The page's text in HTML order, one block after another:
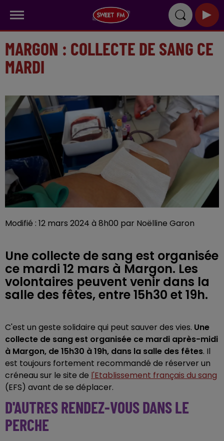
MARGON : COLLECTE DE SANG CE
MARDI
Modifié : 12 mars 2024 à 8h00 par Noëlline Garon
Une collecte de sang est organisée
ce mardi 12 mars à Margon. Les
volontaires peuvent venir dans la
salle des fêtes, entre 15h30 et 19h.
C'est un geste solidaire qui peut sauver des vies. Une
collecte de sang est organisée ce mardi après-midi
à Margon, de 15h30 à 19h, dans la salle des fêtes. Il
est toujours fortement recommandé de réserver un
créneau sur le site de l'Etablissement français du sang
(EFS) avant de se déplacer.
D'AUTRES RENDEZ-VOUS DANS LE
PERCHE